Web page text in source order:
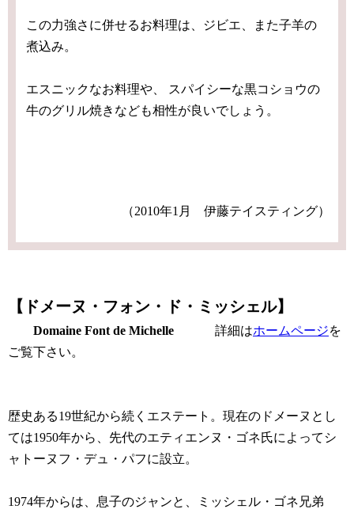
この力強さに併せるお料理は、ジビエ、また子羊の
煮込み。
エスニックなお料理や、 スパイシーな黒コショウの
牛のグリル焼きなども相性が良いでしょう。
（2010年1月 伊藤テイスティング）
【ドメーヌ・フォン・ド・ミッシェル】
Domaine Font de Michelle 詳細はホームページを
ご覧下さい。
歴史ある19世紀から続くエステート。現在のドメーヌとし
ては1950年から、先代のエティエンヌ・ゴネ氏によってシ
ャトーヌフ・デュ・パフに設立。
1974年からは、息子のジャンと、ミッシェル・ゴネ兄弟